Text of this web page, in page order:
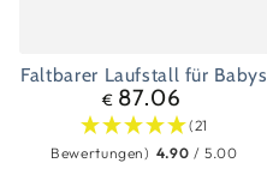
Faltbarer Laufstall für Babys
Regulärer
Preis
€ 87.06
(21
Bewertungen) 4.90 / 5.00